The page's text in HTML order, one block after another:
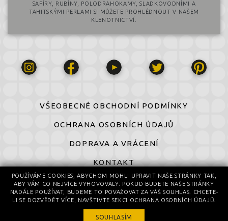
SAFÍRY, RUBÍNY, POLODRAHOKAMY, SLADKOVODNÍMI A
TAHITSKÝMI PERLAMI SI MŮŽETE PROHLÉDNOUT V NAŠEM
KLENOTNICTVÍ.
VŠEOBECNÉ OBCHODNÍ PODMÍNKY
OCHRANA OSOBNÍCH ÚDAJŮ
DOPRAVA A VRÁCENÍ
KONTAKT
© 2016-2026 All Rights Reserved
© design by Daniela Komatović
POUŽÍVÁME COOKIES, ABYCHOM MOHLI UPRAVIT NAŠE STRÁNKY TAK,
ABY VÁM CO NEJVÍCE VYHOVOVALY. POKUD BUDETE NAŠE STRÁNKY
NADÁLE POUŽÍVAT, BUDEME TO POVAŽOVAT ZA VÁŠ SOUHLAS. CHCETE-
LI SE DOZVĚDĚT VÍCE, NAVŠTIVTE SEKCI OCHRANA OSOBNÍCH ÚDAJŮ.
SOUHLASÍM